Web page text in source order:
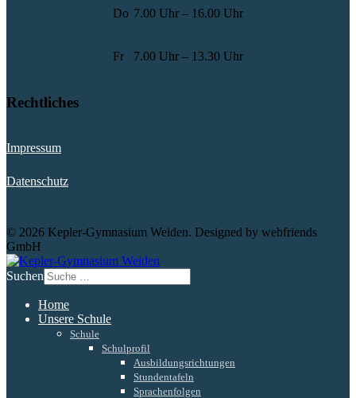
Do 7.00 Uhr – 16.00 Uhr
Fr 7.00 Uhr – 13.30 Uhr
Rechtliches
Impressum
Datenschutz
© 2026 Kepler-Gymnasium Weiden. Designed by webfriends
GmbH
Suchen
Home
Unsere Schule
Schule
Schulprofil
Ausbildungsrichtungen
Stundentafeln
Sprachenfolgen